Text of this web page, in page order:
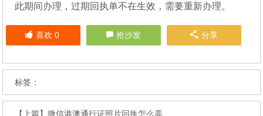
此期间办理，过期回执单不在生效，需要重新办理。
喜欢 0 抢沙发 分享
标签：
【上篇】微信港澳通行证照片回执怎么弄